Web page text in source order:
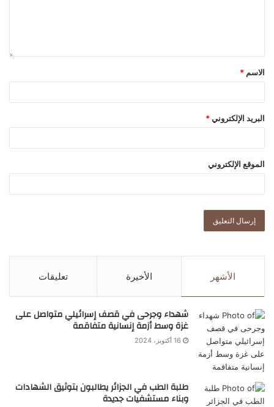
الاسم *
البريد الإلكتروني *
الموقع الإلكتروني
الأشهر الأخيرة تعليقات
شهداء وجرحى في قصف إسرائيلي متواصل على
غزة وسط أزمة إنسانية متفاقمة
16 أكتوبر، 2024
طلبة الطب في الجزائر يطالبون بتوثيق الشهادات
وبناء مستشفيات جديدة